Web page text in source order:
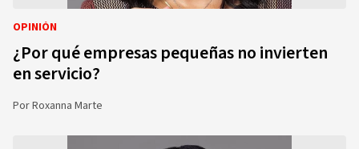
OPINIÓN
¿Por qué empresas pequeñas no invierten
en servicio?
PorRoxanna Marte